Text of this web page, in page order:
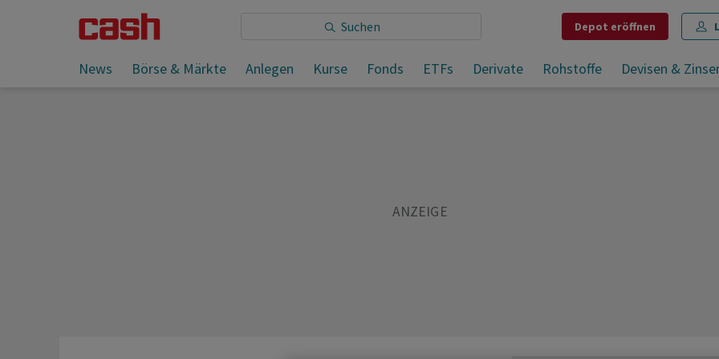
Depot eröffnen
News Börse & Märkte Anlegen Kurse Fonds ETFs Derivate Rohstoffe Devisen &
Sie lesen: SGS macht der starke Franken zu schaffen
Teilen Merken Drucken Kommentare